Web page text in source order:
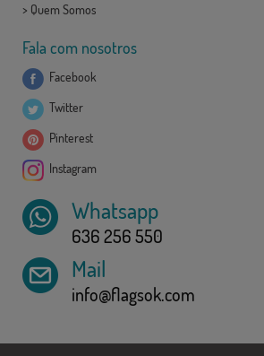
> Quem Somos
Fala com nosotros
Facebook
Twitter
Pinterest
Instagram
Whatsapp
636 256 550
Mail
info@flagsok.com